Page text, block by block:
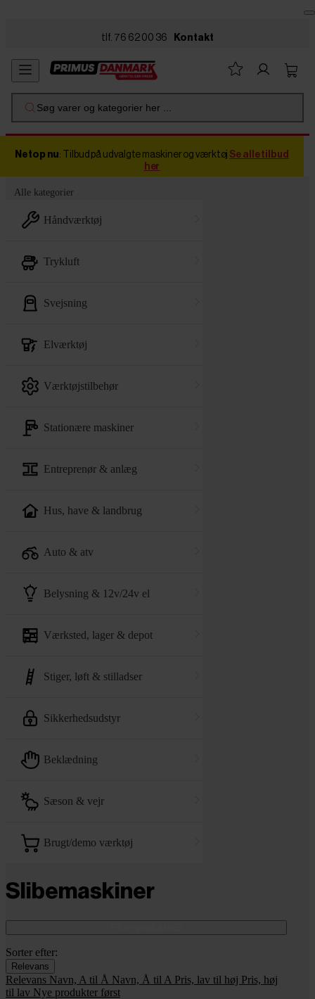
tlf. 76 62 00 36 Kontakt
Søg varer og kategorier her ...
Netop nu: Tilbud på udvalgte maskiner og værktøj Se alle tilbud
her
Alle kategorier
håndværktøj
trykluft
svejsning
elværktøj
værktøjstilbehør
stationære maskiner
entreprenør & anlæg
hus, have & landbrug
auto & atv
belysning & 12v/24v el
værksted, lager & depot
stiger, løft & stilladser
sikkerhedsudstyr
beklædning
sæson & vejr
brugt/demo værktøj
Slibemaskiner
Sorter efter:
Relevans
Relevans Navn, A til Å Navn, Å til A Pris, lav til høj Pris, høj
til lav Nye produkter først